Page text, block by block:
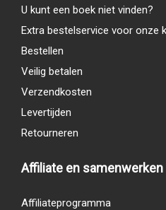
U kunt een boek niet vinden?
Extra bestelservice voor onze
Bestellen
Veilig betalen
Verzendkosten
Levertijden
Retourneren
Affiliate en samenwerken
Affiliateprogramma